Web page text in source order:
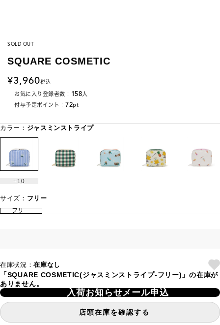
SOLD OUT
SQUARE COSMETIC
3,960税込
お気に入り登録者数： 158人
付与予定ポイント： 72pt
カラー： ジャスミンストライプ
10
サイズ： フリー
フリー
在庫状況：在庫なし
「SQUARE COSMETIC(ジャスミンストライプ-フリー)」の在庫が
ありません。
入荷お知らせメール申込
店頭在庫を確認する